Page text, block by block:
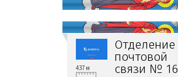
Отделение
почтовой
связи № 16
437 м